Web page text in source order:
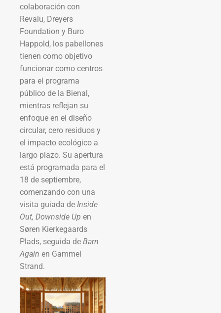
colaboración con
Revalu, Dreyers
Foundation y Buro
Happold, los pabellones
tienen como objetivo
funcionar como centros
para el programa
público de la Bienal,
mientras reflejan su
enfoque en el diseño
circular, cero residuos y
el impacto ecológico a
largo plazo. Su apertura
está programada para el
18 de septiembre,
comenzando con una
visita guiada de Inside
Out, Downside Up en
Søren Kierkegaards
Plads, seguida de Barn
Again en Gammel
Strand.